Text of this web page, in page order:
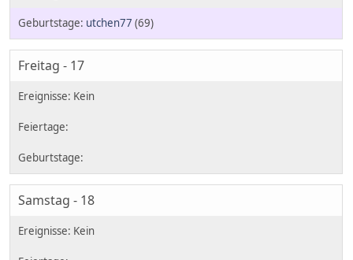
utchen77 (69)
Freitag - 17
Samstag - 18